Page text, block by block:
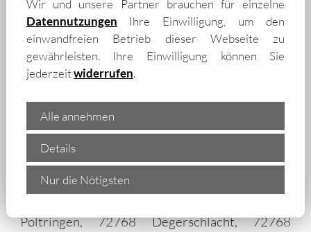
Bebenhausen, 72126 Kusterdingen, 72138 Im
Hengstrain, 72072 Kreßbach, 72074 Pfrondorf,
72072 Kilchberg, 72127 Mähringen, 72070
Hirschau, 72127 Immenhausen, 72127
Unterjesingen, 72072 Bühl, 72136
Kirchentellinsfurt, 72823 Wannweil, 72119
Pfäffingen, 72108 Wurmlingen, 72117
Ammerbuch, 72770 Ohmenhausen, 72142
Dußlingen, 72108 Kiebingen, 72119 Entringen,
Poltringen, 72768 Degerschlacht, 72768
Wir und unsere Partner brauchen für einzelne
Datennutzungen Ihre Einwilligung, um den
einwandfreien Betrieb dieser Webseite zu
gewährleisten. Ihre Einwilligung können Sie
jederzeitwiderrufen.
Alle annehmen
Details
Nur die Nötigsten